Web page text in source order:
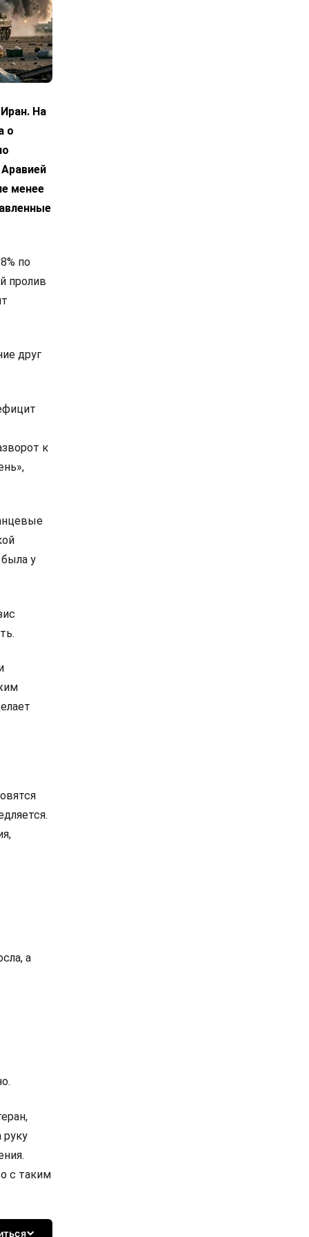
На
о
менее
по
пролив
друг
к
у
а
с таким